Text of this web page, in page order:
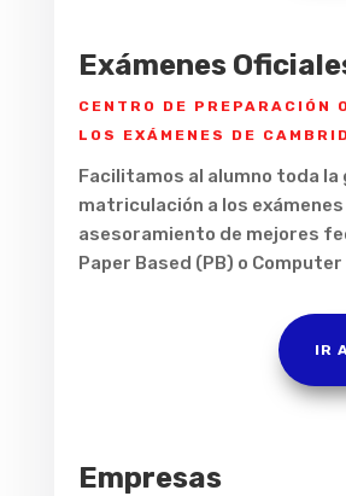
Exámenes
CENTRO DE PREPARACIÓN
LOS EXÁMENES DE
Facilitamos al alumno toda la
matriculación a los exámenes
asesoramiento de mejores
Paper Based (PB) o Computer
IR
Empresas